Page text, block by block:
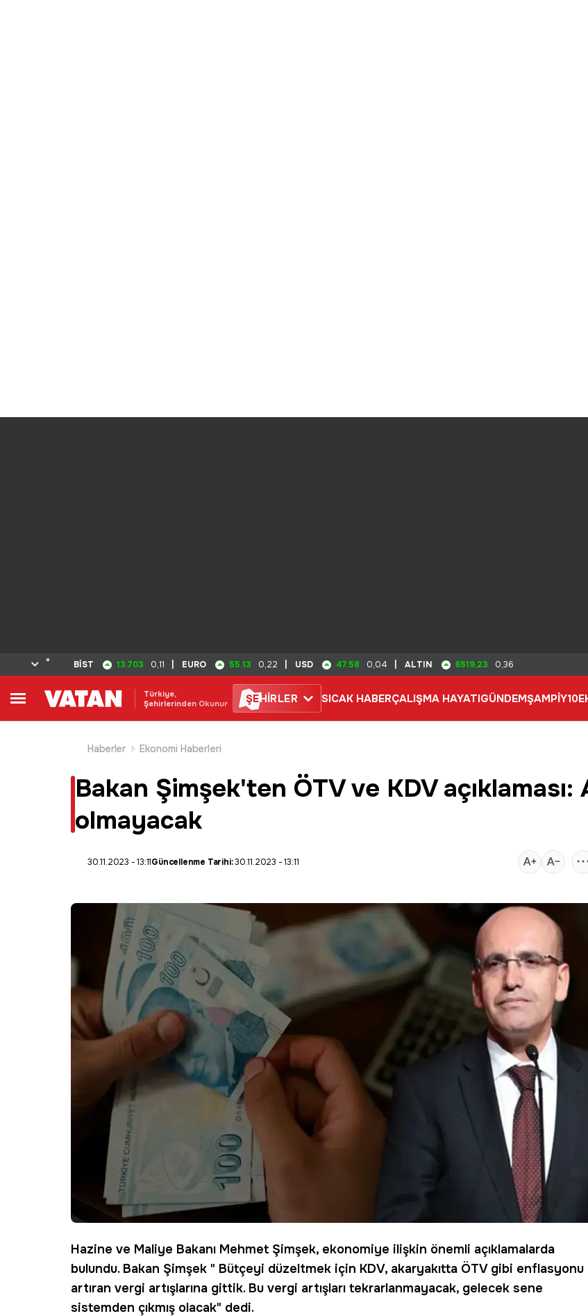
° BİST 13.703 0,11 EURO 55.13 0,22 USD 47.58 0,04 ALTIN 6519,23 0,36
Türkiye,
Şehirlerinden Okunur
ŞEHİRLER SICAK HABERÇALIŞMA HAYATIGÜNDEMŞAMPİY10
Haberler
Ekonomi Haberleri
Bakan Şimşek'ten ÖTV ve KDV açıklaması:
olmayacak
30.11.2023 - 13:11Güncellenme Tarihi:30.11.2023 - 13:11
Hazine ve Maliye Bakanı Mehmet Şimşek, ekonomiye ilişkin önemli açıklamalarda
bulundu. Bakan Şimşek " Bütçeyi düzeltmek için KDV, akaryakıtta ÖTVgibi enflasyonu
artıran vergi artışlarına gittik. Bu vergi artışları tekrarlanmayacak, gelecek sene
sistemden çıkmış olacak" dedi.